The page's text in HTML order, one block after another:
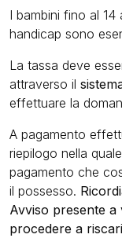
I bambini fino al
handicap sono
La tassa deve
attraverso il
effettuare la
A pagamento
riepilogo nella
pagamento che
il possesso.
Avviso presente a
procedere a